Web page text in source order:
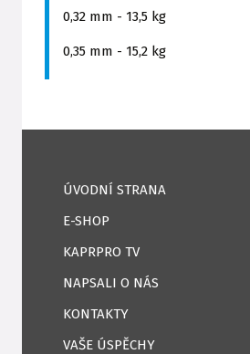
0,32 mm - 13,5 kg
0,35 mm - 15,2 kg
ÚVODNÍ STRANA
E-SHOP
KAPRPRO TV
NAPSALI O NÁS
KONTAKTY
VAŠE ÚSPĚCHY